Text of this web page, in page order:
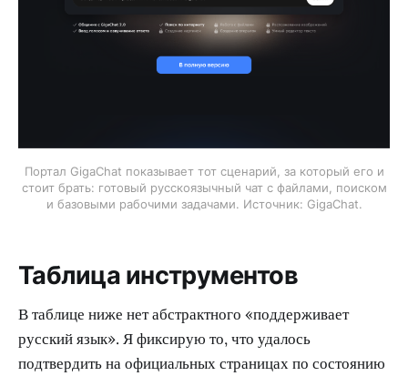
Портал GigaChat показывает тот сценарий, за который его и
стоит брать: готовый русскоязычный чат с файлами, поиском
и базовыми рабочими задачами. Источник: GigaChat.
Таблица инструментов
В таблице ниже нет абстрактного «поддерживает
русский язык». Я фиксирую то, что удалось
подтвердить на официальных страницах по состоянию